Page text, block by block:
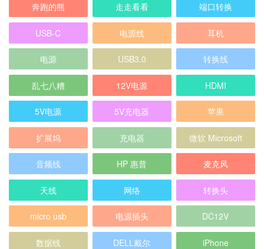
奔跑的熊 走走看看 端口转换
USB-C 电源线 耳机
电源 USB3.0 转换线
乱七八糟 12V电源 HDMI
5V电源 5V充电器 苹果
扩展坞 充电器 微软 Microsoft
音频线 HP 惠普 麦克风
天线 网络 转换头
micro usb 电源插头 DC12V
数据线 DELL戴尔 iPhone